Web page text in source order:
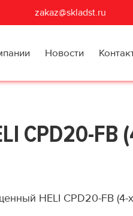
zakaz@skladst.ru
Новости
CPD20-FB
HELI CPD20-FB (4-